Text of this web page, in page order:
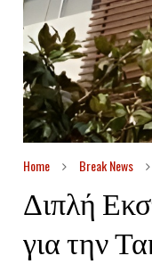
Home Break News
Διπλή
για την